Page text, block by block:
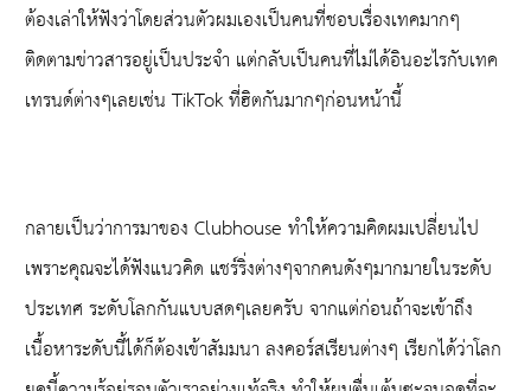
ต้องเล่าให้ฟังว่าโดยส่วนตัวผมเองเป็นคนที่ชอบเรื่องเทคมากๆ
ติดตามข่าวสารอยู่เป็นประจำ แต่กลับเป็นคนที่ไม่ได้อินอะไรกับเทค
เทรนด์ต่างๆเลยเช่น TikTok ที่ฮิตกันมากๆก่อนหน้านี้
กลายเป็นว่าการมาของ Clubhouse ทำให้ความคิดผมเปลี่ยนไป
เพราะคุณจะได้ฟังแนวคิด แชร์ริ่งต่างๆจากคนดังๆมากมายในระดับ
ประเทศ ระดับโลกกันแบบสดๆเลยครับ จากแต่ก่อนถ้าจะเข้าถึง
เนื้อหาระดับนี้ได้ก็ต้องเข้าสัมมนา ลงคอร์สเรียนต่างๆ เรียกได้ว่าโลก